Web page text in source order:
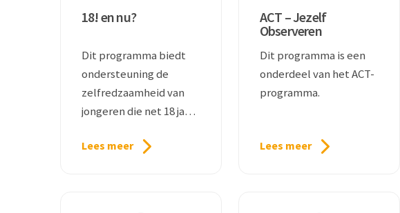
18! en nu?
Dit programma biedt
ondersteuning de
zelfredzaamheid van
jongeren die net 18 jaar
Lees meer
ACT – Jezelf
Observeren
Dit programma is een
onderdeel van het ACT-
programma.
Lees meer